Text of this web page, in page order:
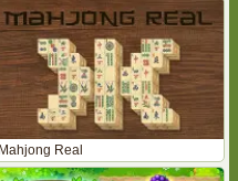
Mahjong Real